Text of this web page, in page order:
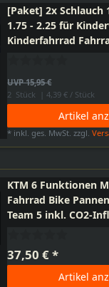
[Paket] 2x Schlauch
1.75 - 2.25 für
Kinderfahrrad
UVP 15,95 €
2 Stück | 4,39 € / Stück
Artikel
* inkl. ges. MwSt. zzgl.
KTM 6 Funktionen
Fahrrad Bike
Team 5 inkl. CO2-
37,50 € *
Artikel